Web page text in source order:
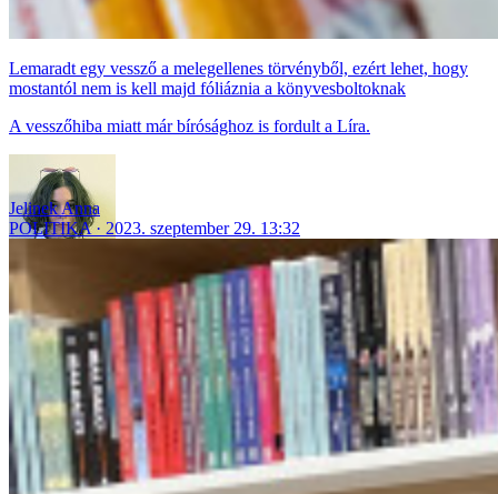
Lemaradt egy vessző a melegellenes törvényből, ezért lehet, hogy
mostantól nem is kell majd fóliáznia a könyvesboltoknak
A vesszőhiba miatt már bírósághoz is fordult a Líra.
Jelinek Anna
POLITIKA
2023. szeptember 29. 13:32